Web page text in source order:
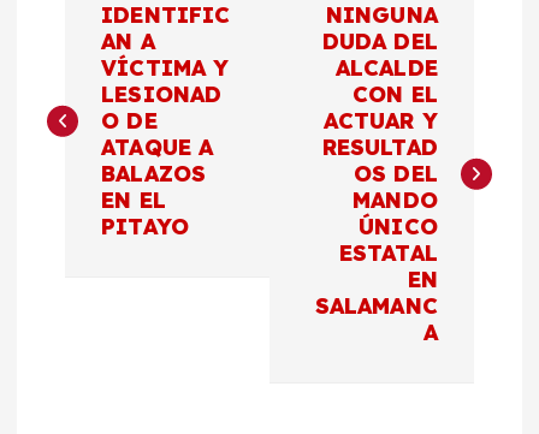
v
IDENTIFIC
AN A
VÍCTIMA Y
LESIONAD
O DE
ATAQUE A
BALAZOS
EN EL
PITAYO
NINGUNA
DUDA DEL
ALCALDE
CON EL
ACTUAR Y
RESULTAD
OS DEL
MANDO
ÚNICO
ESTATAL
EN
SALAMANC
A